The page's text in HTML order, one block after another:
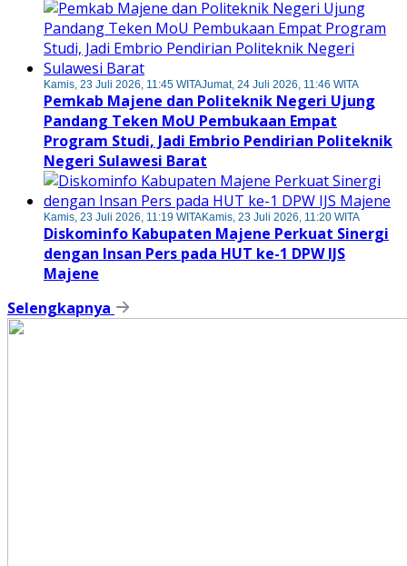
Kamis, 23 Juli 2026, 11:45 WITAJumat, 24 Juli 2026, 11:46 WITA
Pemkab Majene dan Politeknik Negeri Ujung
Pandang Teken MoU Pembukaan Empat
Program Studi, Jadi Embrio Pendirian Politeknik
Negeri Sulawesi Barat
Kamis, 23 Juli 2026, 11:19 WITAKamis, 23 Juli 2026, 11:20 WITA
Diskominfo Kabupaten Majene Perkuat Sinergi
dengan Insan Pers pada HUT ke-1 DPW IJS
Majene
Selengkapnya